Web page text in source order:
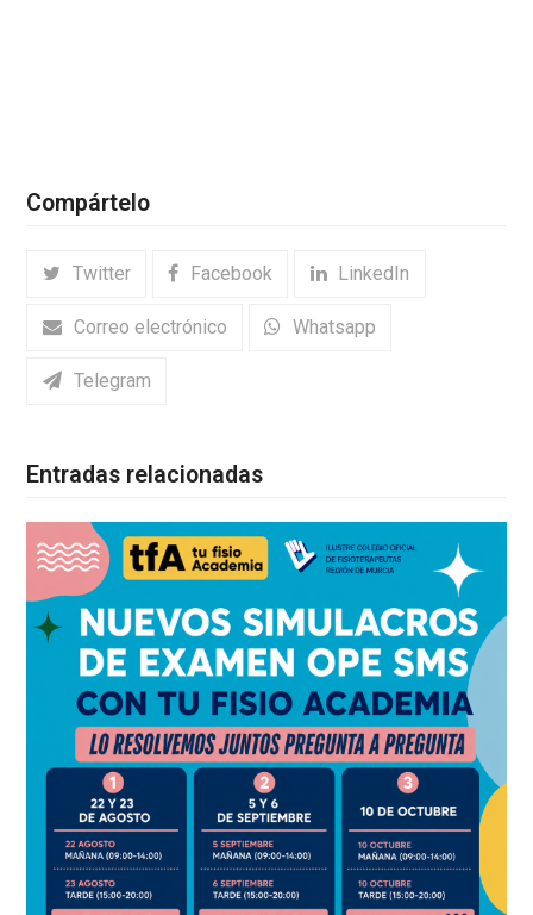
Compártelo
Twitter Facebook LinkedIn
Correo electrónico Whatsapp
Telegram
Entradas relacionadas